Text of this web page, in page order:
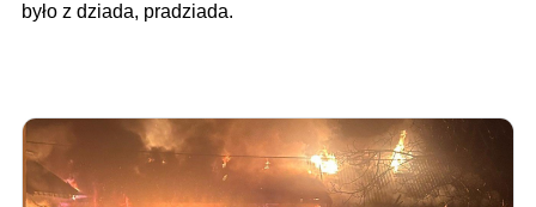
było z dziada, pradziada.